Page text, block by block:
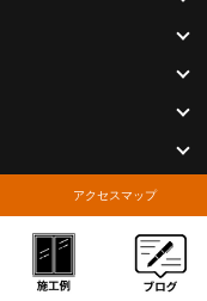
アクセスマップ